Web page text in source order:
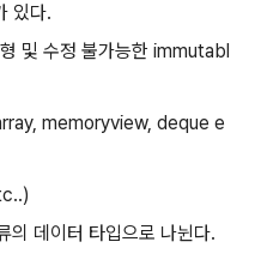
있다.
및 수정 불가능한 immutabl
memoryview, deque e
의 데이터 타입으로 나뉜다.